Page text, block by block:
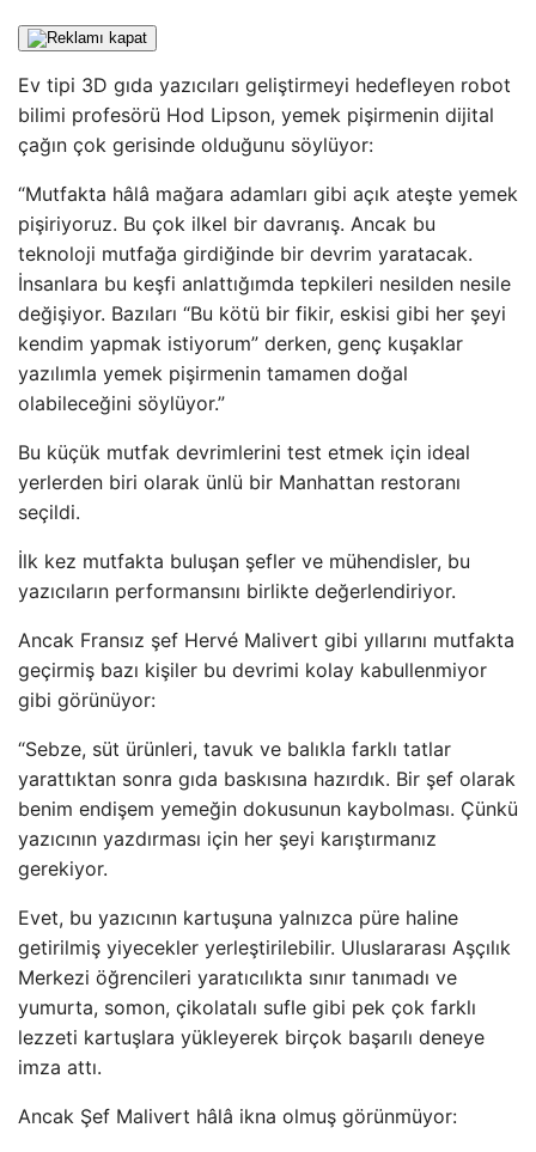
Ev tipi 3D gıda yazıcıları geliştirmeyi hedefleyen robot
bilimi profesörü Hod Lipson, yemek pişirmenin dijital
çağın çok gerisinde olduğunu söylüyor:
“Mutfakta hâlâ mağara adamları gibi açık ateşte yemek
pişiriyoruz. Bu çok ilkel bir davranış. Ancak bu
teknoloji mutfağa girdiğinde bir devrim yaratacak.
İnsanlara bu keşfi anlattığımda tepkileri nesilden nesile
değişiyor. Bazıları “Bu kötü bir fikir, eskisi gibi her şeyi
kendim yapmak istiyorum” derken, genç kuşaklar
yazılımla yemek pişirmenin tamamen doğal
olabileceğini söylüyor.”
Bu küçük mutfak devrimlerini test etmek için ideal
yerlerden biri olarak ünlü bir Manhattan restoranı
seçildi.
İlk kez mutfakta buluşan şefler ve mühendisler, bu
yazıcıların performansını birlikte değerlendiriyor.
Ancak Fransız şef Hervé Malivert gibi yıllarını mutfakta
geçirmiş bazı kişiler bu devrimi kolay kabullenmiyor
gibi görünüyor:
“Sebze, süt ürünleri, tavuk ve balıkla farklı tatlar
yarattıktan sonra gıda baskısına hazırdık. Bir şef olarak
benim endişem yemeğin dokusunun kaybolması. Çünkü
yazıcının yazdırması için her şeyi karıştırmanız
gerekiyor.
Evet, bu yazıcının kartuşuna yalnızca püre haline
getirilmiş yiyecekler yerleştirilebilir. Uluslararası Aşçılık
Merkezi öğrencileri yaratıcılıkta sınır tanımadı ve
yumurta, somon, çikolatalı sufle gibi pek çok farklı
lezzeti kartuşlara yükleyerek birçok başarılı deneye
imza attı.
Ancak Şef Malivert hâlâ ikna olmuş görünmüyor: